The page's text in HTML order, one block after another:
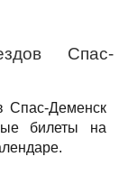
Спас-
Спас-Деменск
билеты на